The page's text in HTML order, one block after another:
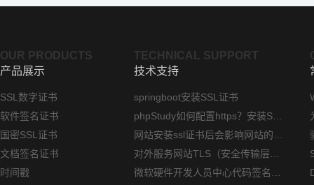
OUR PRODUCTS
产品展示
SSL数字证书
软件签名证书
国密SSL证书
文档签名证书
时间戳
TECHNICAL SUPPORT
技术支持
springboot安装SSL证书